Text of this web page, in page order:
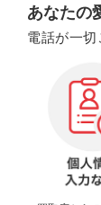
あなたの
電話が一切